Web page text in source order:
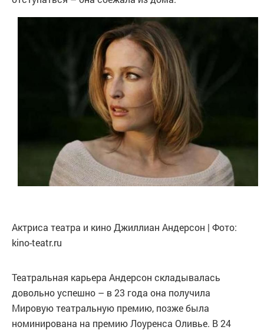
Актриса театра и кино Джиллиан Андерсон | Фото:
kino-teatr.ru
Театральная карьера Андерсон складывалась
довольно успешно – в 23 года она получила
Мировую театральную премию, позже была
номинирована на премию Лоуренса Оливье. В 24